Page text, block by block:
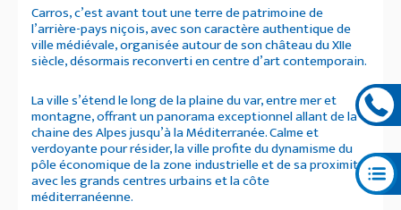
Carros, c’est avant tout une terre de patrimoine de
l’arrière-pays niçois, avec son caractère authentique de
ville médiévale, organisée autour de son château du XIIe
siècle, désormais reconverti en centre d’art contemporain.
La ville s’étend le long de la plaine du var, entre mer et
montagne, offrant un panorama exceptionnel allant de la
chaine des Alpes jusqu’à la Méditerranée. Calme et
verdoyante pour résider, la ville profite du dynamisme du
pôle économique de la zone industrielle et de sa proximité
avec les grands centres urbains et la côte
méditerranéenne.